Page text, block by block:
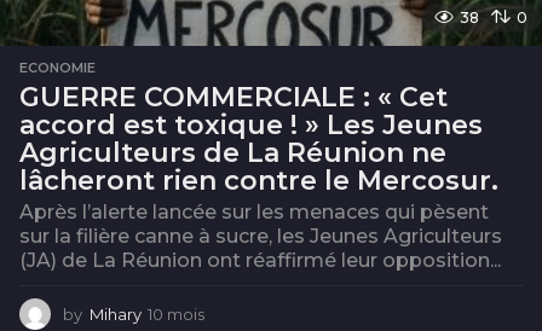
38 0
ECONOMIE
GUERRE COMMERCIALE : « Cet
accord est toxique ! » Les Jeunes
Agriculteurs de La Réunion ne
lâcheront rien contre le Mercosur.
Après l’alerte lancée sur les menaces qui pèsent
sur la filière canne à sucre, les Jeunes Agriculteurs
(JA) de La Réunion ont réaffirmé leur opposition...
by Mihary 10 mois